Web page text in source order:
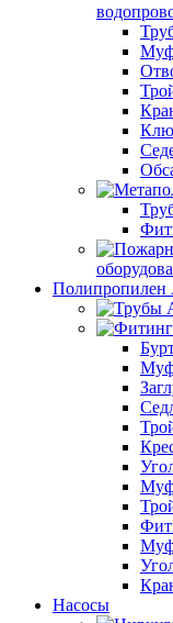
Полипропилен
Насосы